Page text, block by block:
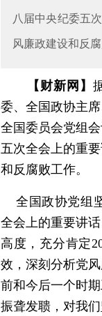
八届中央纪委五
风廉政建设和反
【财新网】
委、全国政协主
全国委员会党组
五次全会上的重
和反腐败工作。
全国政协党组
全会上的重要讲
高度，充分肯定
效，深刻分析党
前和今后一个时
振聋发聩，对我